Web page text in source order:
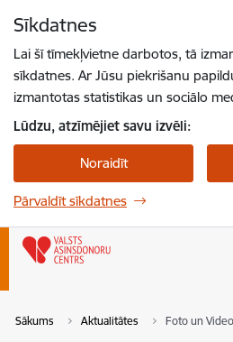
Sīkdatnes
Lai šī tīmekļvietne darbotos, tā
sīkdatnes. Ar Jūsu piekrišanu
izmantotas statistikas un sociālo
Lūdzu, atzīmējiet savu izvēli:
Noraidīt
Pārvaldīt sīkdatnes
Sākums Aktualitātes Foto un Video